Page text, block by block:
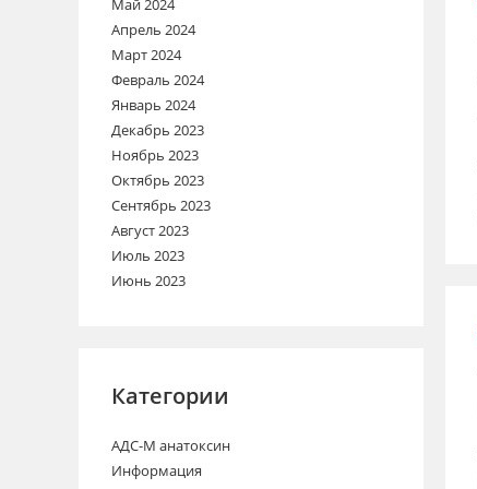
Май 2024
Апрель 2024
Март 2024
Февраль 2024
Январь 2024
Декабрь 2023
Ноябрь 2023
Октябрь 2023
Сентябрь 2023
Август 2023
Июль 2023
Июнь 2023
Категории
АДС-М анатоксин
Информация